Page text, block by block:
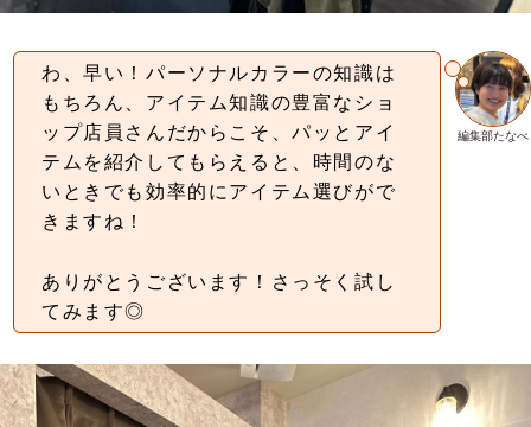
編集部たなべ
わ、早い！パーソナルカラーの知識は
もちろん、アイテム知識の豊富なショ
ップ店員さんだからこそ、パッとアイ
テムを紹介してもらえると、時間のな
いときでも効率的にアイテム選びがで
きますね！
ありがとうございます！さっそく試し
てみます◎